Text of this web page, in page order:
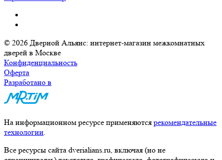
© 2026 Дверной Альянс: интернет-магазин межкомнатных
дверей в Москве
Конфиденциальность
Оферта
Разработано в
На информационном ресурсе применяются рекомендательные
технологии.
Все ресурсы сайта dverialians.ru, включая (но не